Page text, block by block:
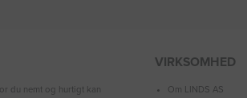
du nemt og hurtigt kan
VIRKSOMHED
Om LINDS AS